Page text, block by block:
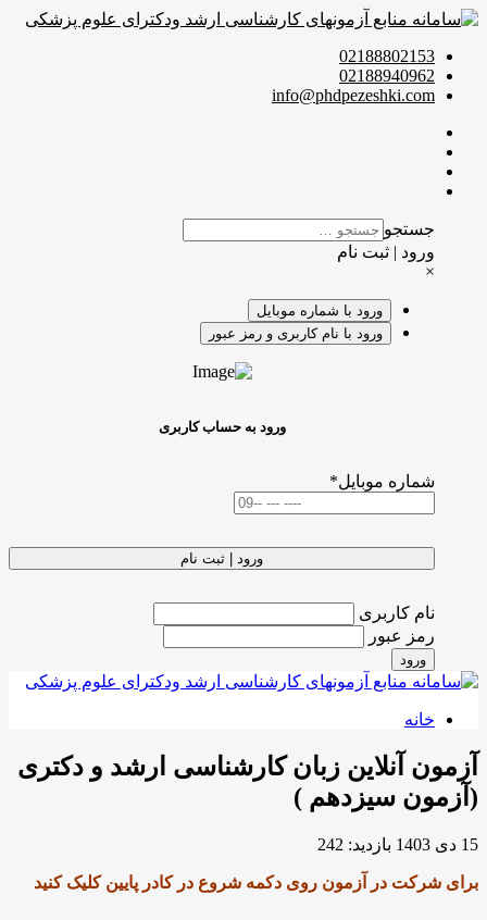
02188802153
02188940962
info@phdpezeshki.com
جستجو
ورود | ثبت نام
×
ورود با شماره موبایل
ورود با نام کاربری و رمز عبور
ورود به حساب کاربری
شماره موبایل*
ورود | ثبت نام
نام کاربری
رمز عبور
ورود
خانه
آزمون آنلاین زبان کارشناسی ارشد و دکتری
(آزمون سیزدهم )
15 دی 1403 بازدید: 242
برای شرکت در آزمون روی دکمه شروع در کادر پایین کلیک کنید